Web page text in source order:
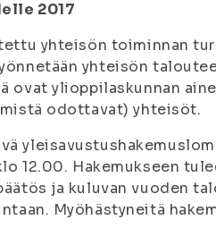
2017
yhteisön toiminnan
yhteisön
ovat ylioppilaskunnan
odottavat) yhteisöt.
12.00. Hakemukseen
ja kuluvan vuoden
Myöhästyneitä